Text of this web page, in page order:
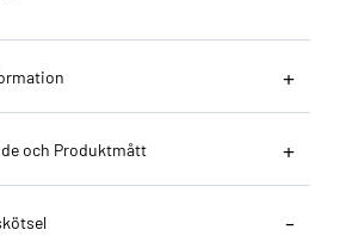
och Produktmått